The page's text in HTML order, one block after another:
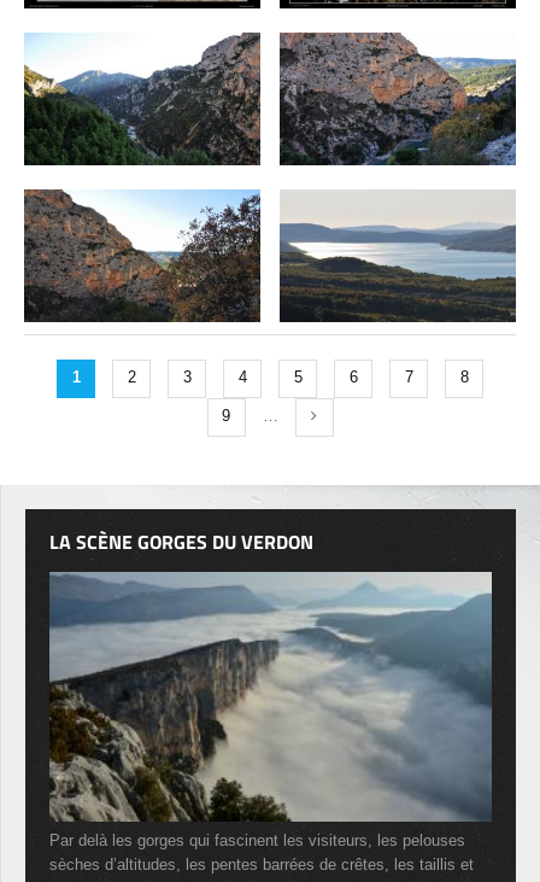
1 2 3 4 5 6 7 8
9 …
LA SCÈNE GORGES DU VERDON
Par delà les gorges qui fascinent les visiteurs, les pelouses
sèches d’altitudes, les pentes barrées de crêtes, les taillis et